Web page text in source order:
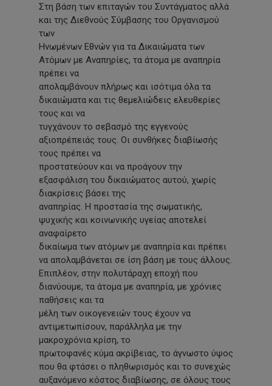
Στη βάση των επιταγών του Συντάγματος αλλά
και της Διεθνούς Σύμβασης του Οργανισμού
των
Ηνωμένων Εθνών για τα Δικαιώματα των
Ατόμων με Αναπηρίες, τα άτομα με αναπηρία
πρέπει να
απολαμβάνουν πλήρως και ισότιμα όλα τα
δικαιώματα και τις θεμελιώδεις ελευθερίες
τους και να
τυγχάνουν το σεβασμό της εγγενούς
αξιοπρέπειάς τους. Οι συνθήκες διαβίωσής
τους πρέπει να
προστατεύουν και να προάγουν την
εξασφάλιση του δικαιώματος αυτού, χωρίς
διακρίσεις βάσει της
αναπηρίας. Η προστασία της σωματικής,
ψυχικής και κοινωνικής υγείας αποτελεί
αναφαίρετο
δικαίωμα των ατόμων με αναπηρία και πρέπει
να απολαμβάνεται σε ίση βάση με τους άλλους.
Επιπλέον, στην πολυτάραχη εποχή που
διανύουμε, τα άτομα με αναπηρία, με χρόνιες
παθήσεις και τα
μέλη των οικογενειών τους έχουν να
αντιμετωπίσουν, παράλληλα με την
μακροχρόνια κρίση, το
πρωτοφανές κύμα ακρίβειας, το άγνωστο ύψος
που θα φτάσει ο πληθωρισμός και το συνεχώς
αυξανόμενο κόστος διαβίωσης, σε όλους τους